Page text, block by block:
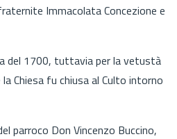
Immacolata Concezione e
del 1700, tuttavia per la vetustà
Chiesa fu chiusa al Culto intorno
parroco Don Vincenzo Buccino,